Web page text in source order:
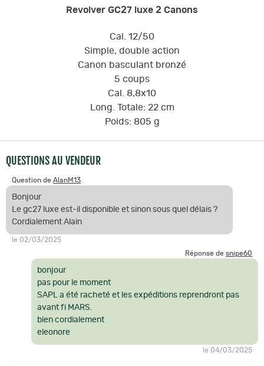
Revolver GC27 luxe 2 Canons
Cal. 12/50
Simple, double action
Canon basculant bronzé
5 coups
Cal. 8,8x10
Long. Totale: 22 cm
Poids: 805 g
QUESTIONS AU VENDEUR
Question de AlanM13
Bonjour
Le gc27 luxe est-il disponible et sinon sous quel délais ?
Cordialement Alain
le 02/03/2025
Réponse de snipe60
bonjour
pas pour le moment
SAPL a été racheté et les expéditions reprendront pas
avant fi MARS.
bien cordialement
eleonore
le 04/03/2025